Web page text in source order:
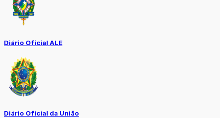
Diário Oficial ALE
Diário Oficial da União